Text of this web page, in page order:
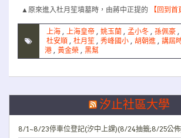
▲原來進入杜月笙墳墓時，由蔣中正提的 【回到首
上海 , 上海皇帝 , 姚玉蘭 , 孟小冬 , 孫佩豪 ,
杜安順 , 杜月笙 , 秀峰國小 , 胡朝進 , 講屆
港 , 黃金榮 , 黑幫
汐止社區大學
8/1~8/23停車位登記(汐中上課)(8/24抽籤;8/25公